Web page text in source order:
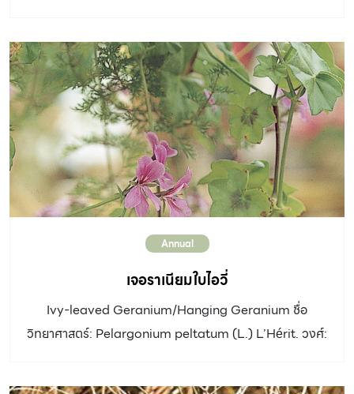
เลื่อยตื้น สีเขียวเทา ใต้ใบมีขนมาก ขนาด 1-3 x 3-7
เซนติเมตร ดอก: เป็นช่อกลม มีใบรองรับช่อดอก 2-3 ชั้น
ดอกย่อยสีขาวมี 5 กลีบ โคนกลีบเป็นหลอดเล็ก อัตราการ
เจริญเติบโต: เร็ว ดิน: ดินทั่วไป น้ำ: ปานกลาง แสงแดด:
ตลอดวัน การใช้งานและอื่นๆ: ในธรรมชาติพบตามริมทาง ที่
รกร้าง พบมาทางภาคกลาง ภาคเหนือและภาคอิสาน
Annual
เจอราเนียมใบไอวี่
Ivy-leaved Geranium/Hanging Geranium ชื่อ
วิทยาศาสตร์: Pelargonium peltatum (L.) L’Hérit. วงศ์:
ทอดเลื้อย ใบ: ใบรูปหยักเว้าเป็นพู 5 พู คล้ายใบไอวี่ สีเขียวหรือ